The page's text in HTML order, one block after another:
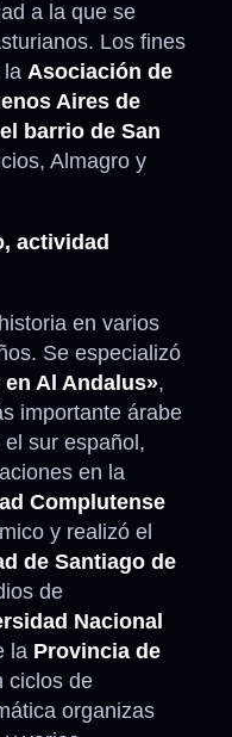
a la que se
Los fines
la Asociación de
Aires de
barrio de San
Almagro y
actividad
en varios
Se especializó
Al Andalus»,
importante árabe
sur español,
en la
Complutense
y realizó el
de Santiago de
de
Nacional
la Provincia de
ciclos de
organizas